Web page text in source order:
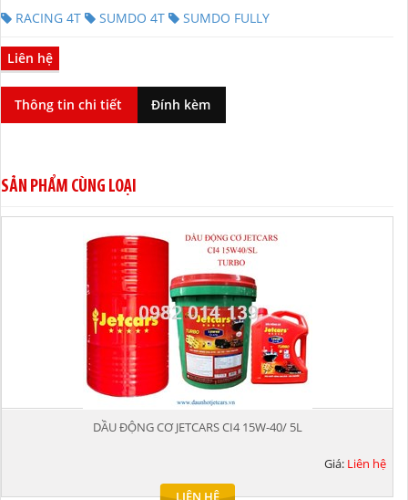
RACING 4T
SUMDO 4T SUMDO FULLY
Liên hệ
Thông tin chi tiết Đính kèm
SẢN PHẨM CÙNG LOẠI
DẦU ĐỘNG CƠ JETCARS CI4 15W-40/ 5L
Giá: Liên hệ
LIÊN HỆ